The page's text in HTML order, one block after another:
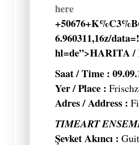
here
6.960311,16z/
hl=de”>HARITA /
Saat / Time :
Yer / Place :
Adres / Address :
TIMEART
Şevket Akıncı :